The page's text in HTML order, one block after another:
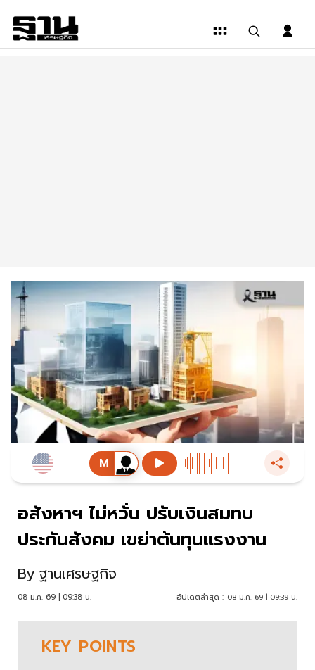
อสังหาฯ ไม่หวั่น ปรับเงินสมทบ
ประกันสังคม เขย่าต้นทุนแรงงาน
By ฐานเศรษฐกิจ
08 ม.ค. 69 | 09:38 น. อัปเดตล่าสุด : 08 ม.ค. 69 | 09:39 น.
KEY POINTS